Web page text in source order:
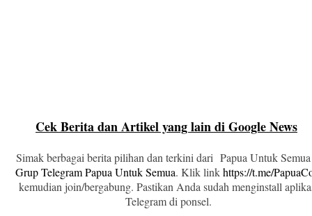
Cek Berita dan Artikel yang lain di Google News
Simak berbagai berita pilihan dan terkini dari Papua Untuk
Grup Telegram Papua Untuk Semua. Klik linkhttps://t.me/
kemudian join/bergabung. Pastikan Anda sudah menginstall
Telegram di ponsel.